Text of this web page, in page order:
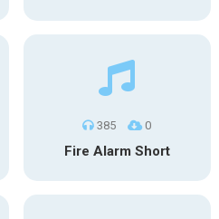
385 0
Fire Alarm Short